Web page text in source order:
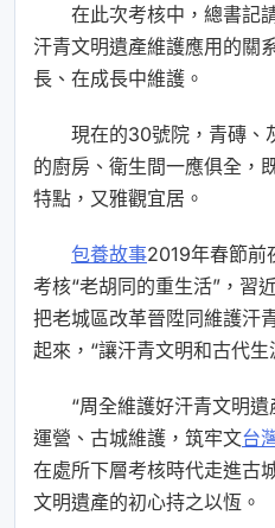
在此次考核中，總書記
汗青文明遺產維護應用的關
長、在成長中維護。
現在的30號院，青磚、
的廚房、衛生間一應俱全，
特點，又雅觀宜居。
包養故事2019年春節前
考核“老胡同的重生活”，習
把老城區改革晉陞同維護汗
起來，“讓汗青文明和古代生
“周全維護好汗青文明
運營、古城維護，筑牢文台
在處所下層考核時代走進古
文明遺產的初心持之以恆。